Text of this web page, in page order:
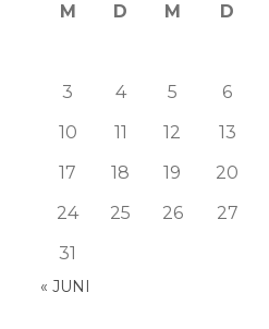
M D M D
3
4 5 6
10
11 12 13
17
18 19 20
24
25 26 27
31
« JUNI